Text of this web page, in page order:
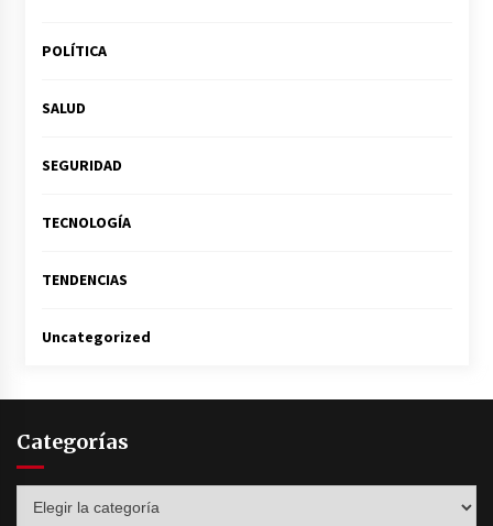
POLÍTICA
SALUD
SEGURIDAD
TECNOLOGÍA
TENDENCIAS
Uncategorized
Categorías